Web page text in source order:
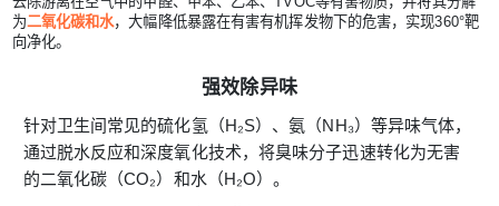
为二氧化碳和水，大幅降低暴露在有害有机挥发物下的危害，实现360°靶
向净化。
强效除异味
针对卫生间常见的硫化氢（H₂S）、氨（NH₃）等异味气体，
通过脱水反应和深度氧化技术，将臭味分子迅速转化为无害
的二氧化碳（CO₂）和水（H₂O）。